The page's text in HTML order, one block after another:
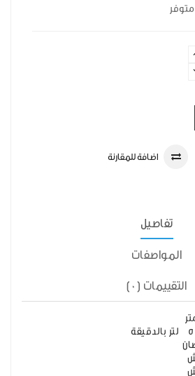
متوفر
اضافة للمقارنة
تفاصيل
المواصفات
التقييمات (0)